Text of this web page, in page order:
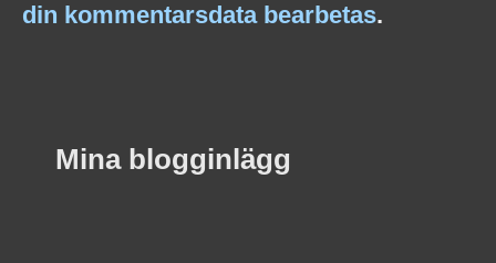
din kommentarsdata bearbetas.
Mina blogginlägg